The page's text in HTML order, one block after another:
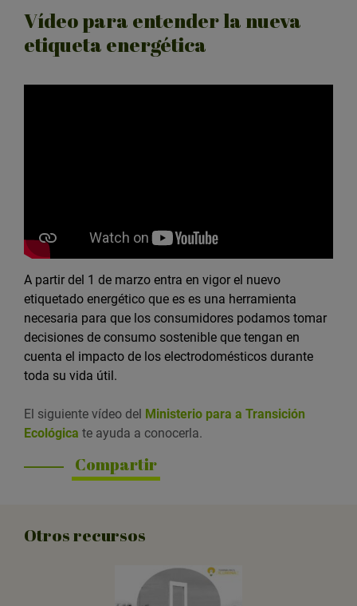
Vídeo para entender la nueva
etiqueta energética
A partir del 1 de marzo entra en vigor el nuevo
etiquetado energético que es es una herramienta
necesaria para que los consumidores podamos tomar
decisiones de consumo sostenible que tengan en
cuenta el impacto de los electrodomésticos durante
toda su vida útil.
El siguiente vídeo del Ministerio para a Transición
Ecológica te ayuda a conocerla.
Compartir
Otros recursos